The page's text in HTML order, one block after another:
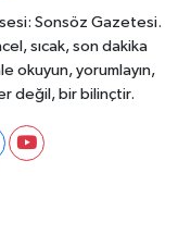
Sonsöz Gazetesi.
sıcak, son dakika
okuyun, yorumlayın,
değil, bir bilinçtir.